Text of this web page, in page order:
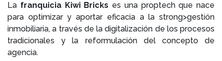
La franquicia Kiwi Bricks es una proptech que nace
para optimizar y aportar eficacia a la strong>gestión
inmobiliaria, a través de la digitalización de los procesos
tradicionales y la reformulación del concepto de
agencia.